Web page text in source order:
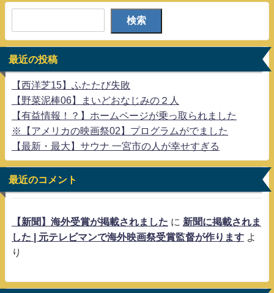
検索
最近の投稿
【西洋芝15】ふたたび失敗
【野菜泥棒06】まいどおなじみの２人
【有益情報！？】ホームページが乗っ取られました
※【アメリカの映画祭02】プログラムがでました
【最新・最大】サウナ 一宮市の人が幸せすぎる
最近のコメント
【新聞】海外受賞が掲載されました に 新聞に掲載されま
した | 元テレビマンで海外映画祭受賞監督が作ります よ
り